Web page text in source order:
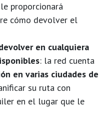
proporcionará
cómo devolver el
en cualquiera
: la red cuenta
en varias ciudades de
su ruta con
en el lugar que le